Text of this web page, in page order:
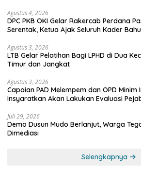
Agustus 4, 2026
DPC PKB OKI Gelar Rakercab Perdana
Serentak, Ketua Ajak Seluruh Kader
Agustus 3, 2026
LTB Gelar Pelatihan Bagi LPHD di Dua
Timur dan Jangkat
Agustus 3, 2026
Capaian PAD Melempem dan OPD Minim
Insyaratkan Akan Lakukan Evaluasi
Juli 29, 2026
Demo Dusun Mudo Berlanjut, Warga
Dimediasi
Selengkapnya